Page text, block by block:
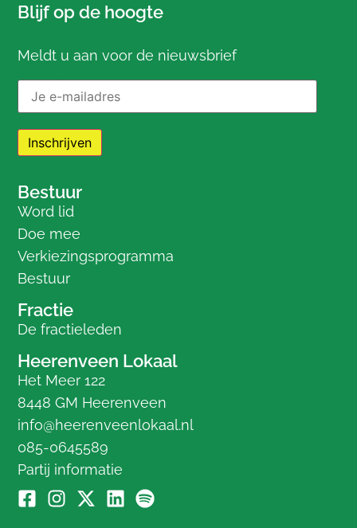
Blijf op de hoogte
Meldt u aan voor de nieuwsbrief
Bestuur
Word lid
Doe mee
Verkiezingsprogramma
Bestuur
Fractie
De fractieleden
Heerenveen Lokaal
Het Meer 122
8448 GM Heerenveen
info@heerenveenlokaal.nl
085-0645589
Partij informatie